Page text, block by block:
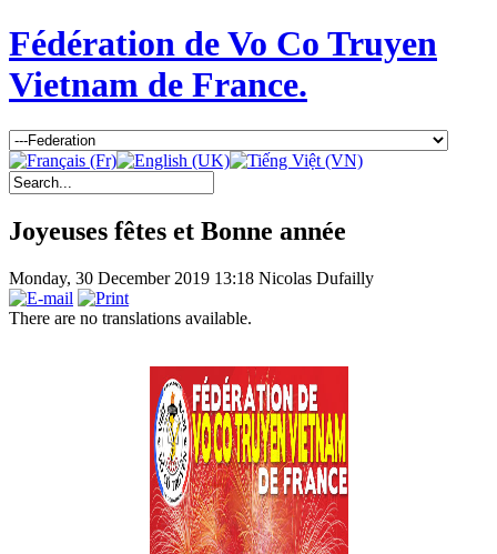
Fédération de Vo Co Truyen
Vietnam de France.
Joyeuses fêtes et Bonne année
Monday, 30 December 2019 13:18 Nicolas Dufailly
There are no translations available.